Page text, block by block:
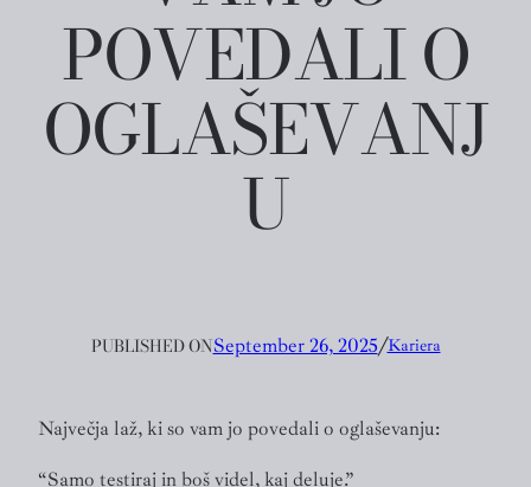
POVEDALI O
OGLAŠEVANJ
U
PUBLISHED ONSeptember 26, 2025╱Kariera
Največja laž, ki so vam jo povedali o oglaševanju:
“Samo testiraj in boš videl, kaj deluje.”